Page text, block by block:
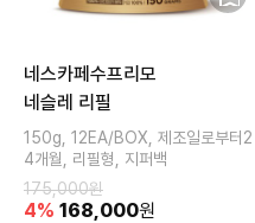
네스카페수프리모
네슬레 리필
150g, 12EA/BOX, 제조일로부터2
4개월, 리필형, 지퍼백
175,000원
4% 168,000원